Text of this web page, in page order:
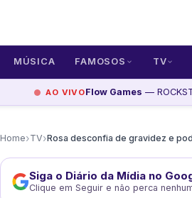
MÚSICA FAMOSOS TV
AO VIVOFlow Games —
Home›TV›
Siga o Diário da Mídia no
Clique em Seguir e não perca